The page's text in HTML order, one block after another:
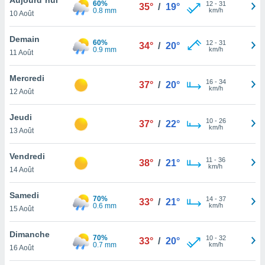
et
»,
au
vous
qu'ils
ou
le
ainsi
un
la
du
10 Août
60%
0.8 mm
35° / 19° 12- 31
km/h
Demain
11 Août
60%
0.9 mm
34° / 20° 12- 31
km/h
Mercredi
12 Août
37° / 20° 16- 34
km/h
Jeudi
13 Août
37° / 22° 10- 26
km/h
Vendredi
14 Août
38° / 21° 11 - 36
km/h
Samedi
15 Août
70%
0.6 mm
33° / 21° 14- 37
km/h
Dimanche
16 Août
70%
0.7 mm
33° / 20° 10- 32
km/h